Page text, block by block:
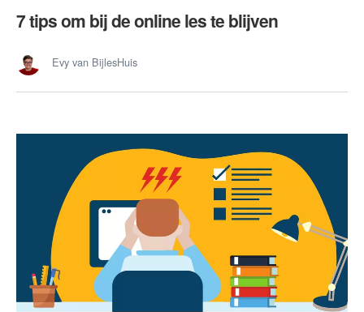
7 tips om bij de online les te blijven
Evy van BijlesHuis